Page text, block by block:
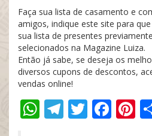
Faça sua lista de casamento e
amigos, indique este site para
sua lista de presentes
selecionados na Magazine Luiza.
Então já sabe, se deseja os
diversos cupons de descontos,
vendas online!
WhatsApp
Telegram
Twitter